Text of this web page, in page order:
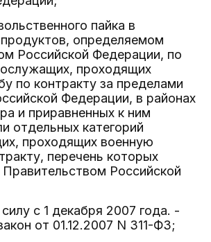
пайка в
определяемом
Российской Федерации, по
проходящих
по контракту за пределами
Федерации, в районах
и приравненных к ним
отдельных категорий
проходящих военную
перечень которых
Российской
с 1 декабря 2007 года. -
от 01.12.2007 N 311-ФЗ;